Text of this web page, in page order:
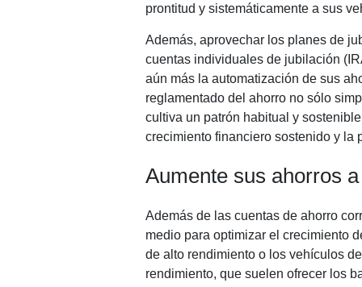
prontitud y sistemáticamente a sus
Además, aprovechar los planes de
cuentas individuales de jubilación
aún más la automatización de sus
reglamentado del ahorro no sólo
cultiva un patrón habitual y
crecimiento financiero sostenido y la
Aumente sus ahorros
Además de las cuentas de ahorro
medio para optimizar el crecimiento
de alto rendimiento o los vehículos
rendimiento, que suelen ofrecer los